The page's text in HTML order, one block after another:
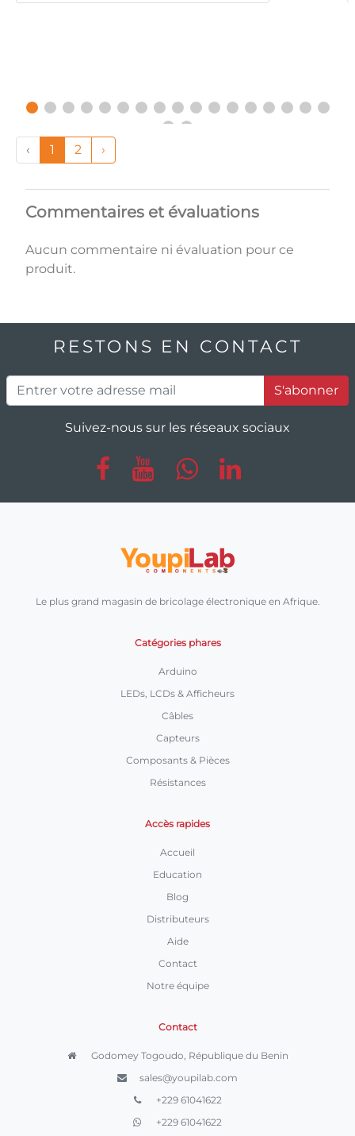
‹ 1 2 ›
Commentaires et évaluations
Aucun commentaire ni évaluation pour ce
produit.
RESTONS EN CONTACT
S'abonner
Suivez-nous sur les réseaux sociaux
Le plus grand magasin de bricolage électronique en Afrique.
Catégories phares
Arduino
LEDs, LCDs & Afficheurs
Câbles
Capteurs
Composants & Pièces
Résistances
Accès rapides
Accueil
Education
Blog
Distributeurs
Aide
Contact
Notre équipe
Contact
Godomey Togoudo, République du Benin
sales@youpilab.com
+229 61041622
+229 61041622